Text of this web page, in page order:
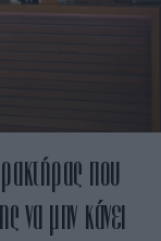
που
να μην κάνει